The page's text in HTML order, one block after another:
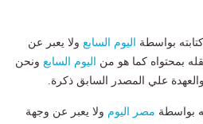
بواسطة اليوم السابع ولا يعبر عن
بمحتواه كما هو من اليوم السابع ونحن
علي المصدر السابق ذكرة.
بواسطة مصر اليوم ولا يعبر عن وجهة